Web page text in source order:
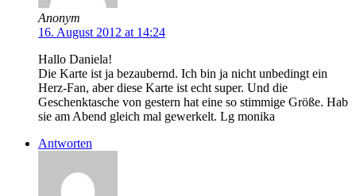
Anonym
16. August 2012 at 14:24
Hallo Daniela!
Die Karte ist ja bezaubernd. Ich bin ja nicht unbedingt ein
Herz-Fan, aber diese Karte ist echt super. Und die
Geschenktasche von gestern hat eine so stimmige Größe. Hab
sie am Abend gleich mal gewerkelt. Lg monika
Antworten